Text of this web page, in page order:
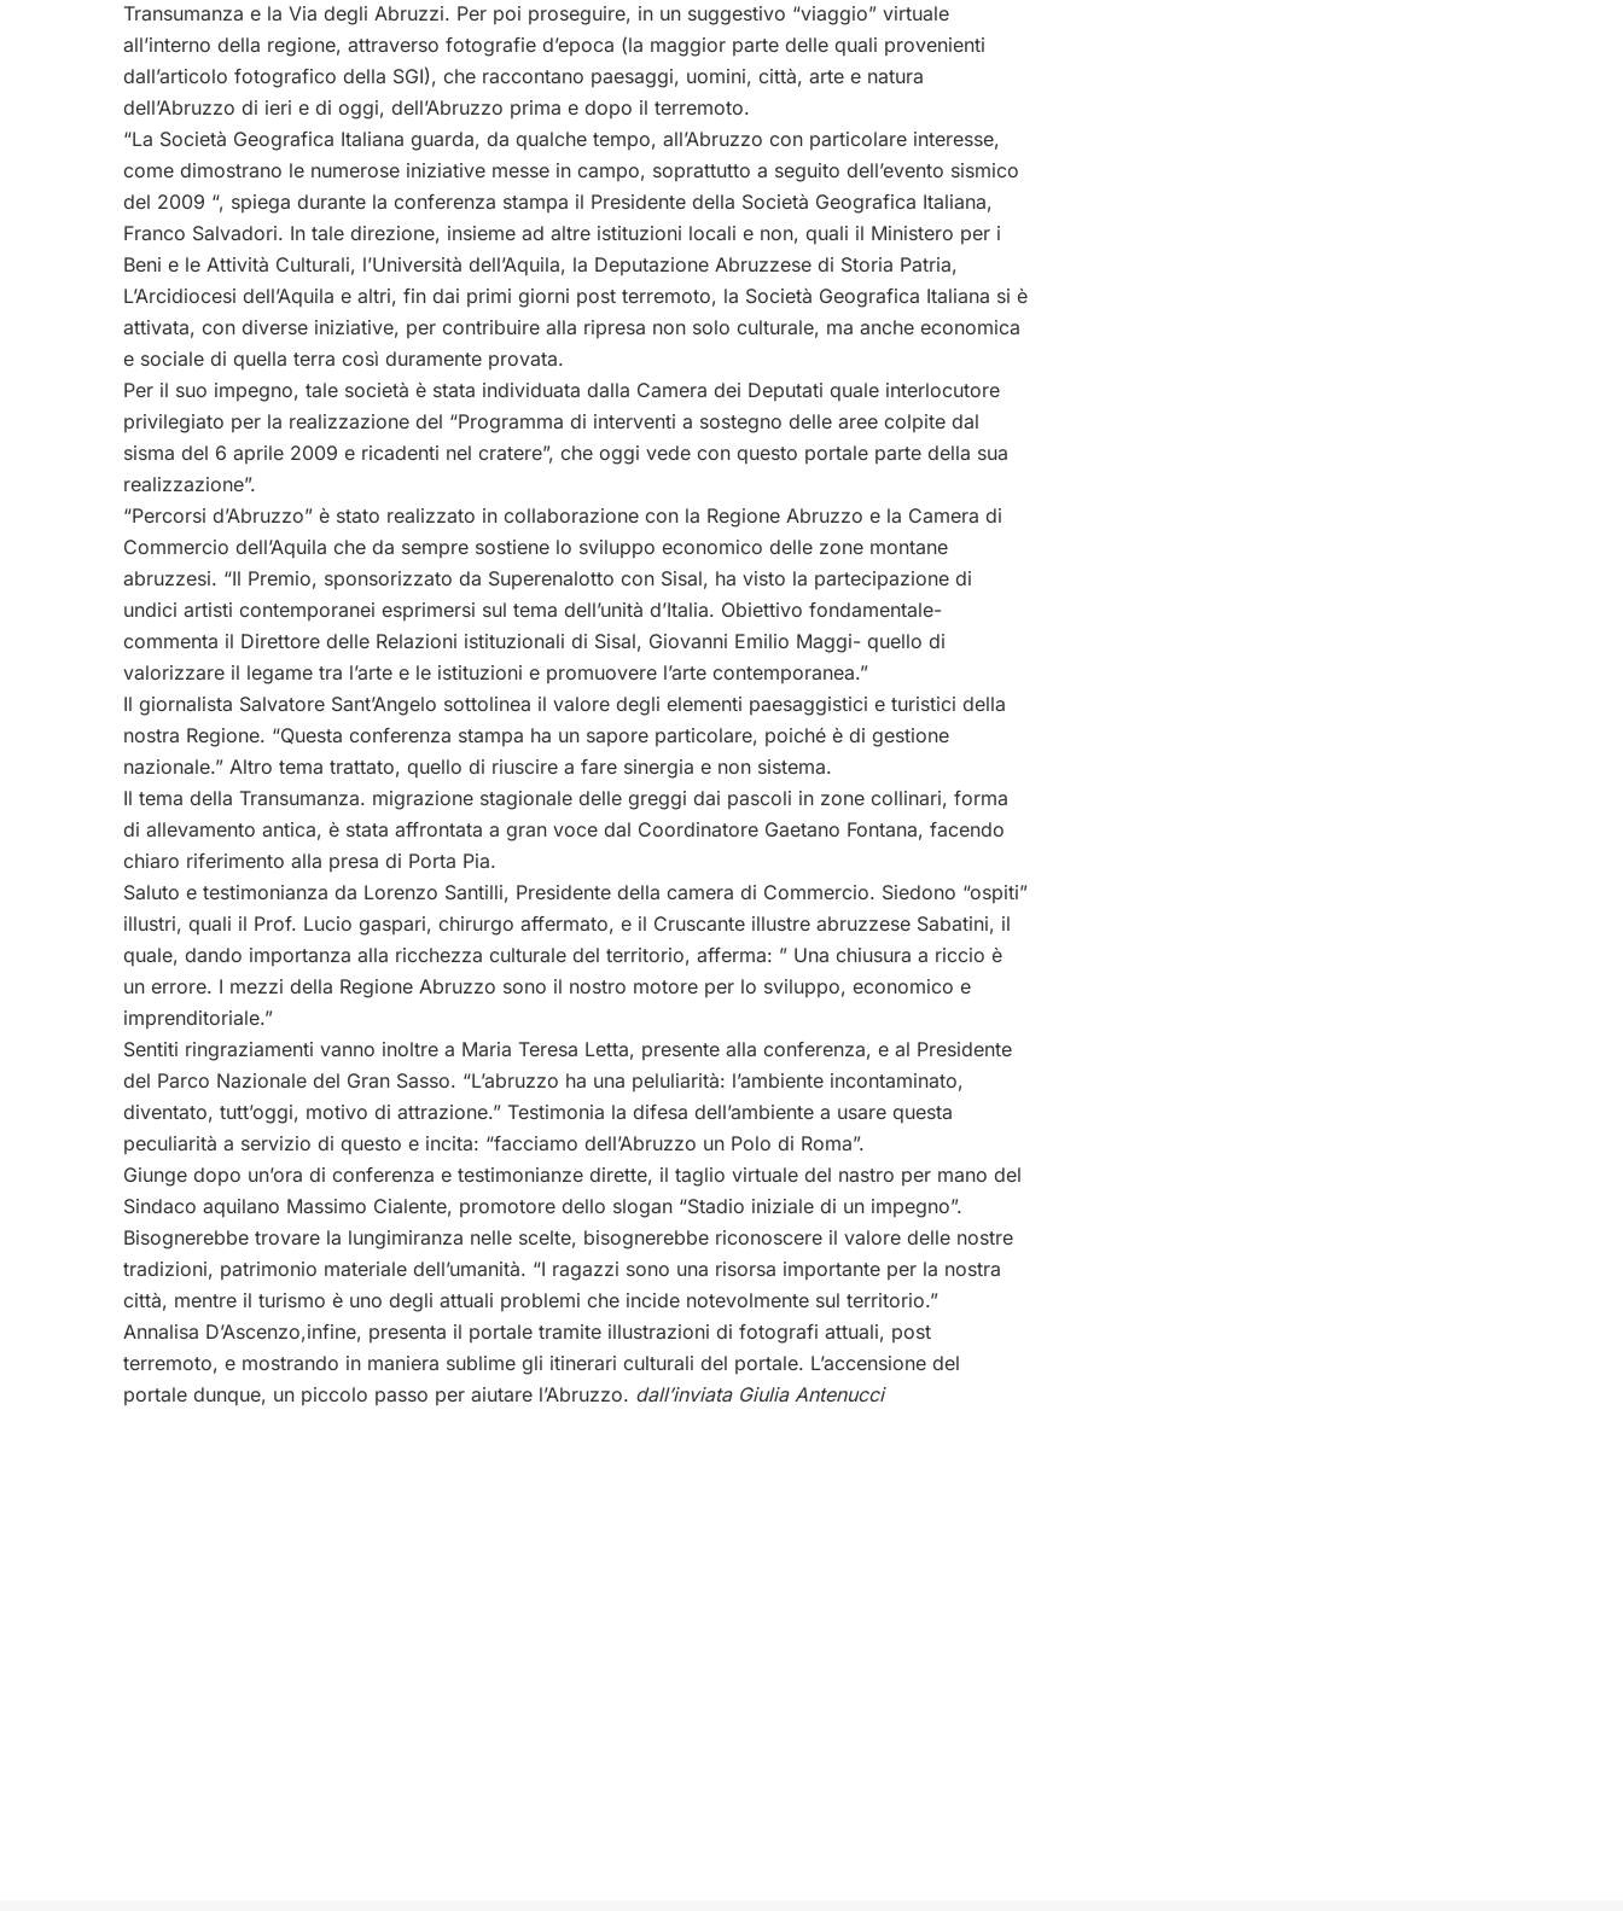
Transumanza e la Via degli Abruzzi. Per poi proseguire, in un suggestivo “viaggio” virtuale
all’interno della regione, attraverso fotografie d’epoca (la maggior parte delle quali provenienti
dall’articolo fotografico della SGI), che raccontano paesaggi, uomini, città, arte e natura
dell’Abruzzo di ieri e di oggi, dell’Abruzzo prima e dopo il terremoto.
“La Società Geografica Italiana guarda, da qualche tempo, all’Abruzzo con particolare interesse,
come dimostrano le numerose iniziative messe in campo, soprattutto a seguito dell’evento sismico
del 2009 “, spiega durante la conferenza stampa il Presidente della Società Geografica Italiana,
Franco Salvadori. In tale direzione, insieme ad altre istituzioni locali e non, quali il Ministero per i
Beni e le Attività Culturali, l’Università dell’Aquila, la Deputazione Abruzzese di Storia Patria,
L’Arcidiocesi dell’Aquila e altri, fin dai primi giorni post terremoto, la Società Geografica Italiana si è
attivata, con diverse iniziative, per contribuire alla ripresa non solo culturale, ma anche economica
e sociale di quella terra così duramente provata.
Per il suo impegno, tale società è stata individuata dalla Camera dei Deputati quale interlocutore
privilegiato per la realizzazione del “Programma di interventi a sostegno delle aree colpite dal
sisma del 6 aprile 2009 e ricadenti nel cratere”, che oggi vede con questo portale parte della sua
realizzazione”.
“Percorsi d’Abruzzo” è stato realizzato in collaborazione con la Regione Abruzzo e la Camera di
Commercio dell’Aquila che da sempre sostiene lo sviluppo economico delle zone montane
abruzzesi. “Il Premio, sponsorizzato da Superenalotto con Sisal, ha visto la partecipazione di
undici artisti contemporanei esprimersi sul tema dell’unità d’Italia. Obiettivo fondamentale-
commenta il Direttore delle Relazioni istituzionali di Sisal, Giovanni Emilio Maggi- quello di
valorizzare il legame tra l’arte e le istituzioni e promuovere l’arte contemporanea.”
Il giornalista Salvatore Sant’Angelo sottolinea il valore degli elementi paesaggistici e turistici della
nostra Regione. “Questa conferenza stampa ha un sapore particolare, poiché è di gestione
nazionale.” Altro tema trattato, quello di riuscire a fare sinergia e non sistema.
Il tema della Transumanza. migrazione stagionale delle greggi dai pascoli in zone collinari, forma
di allevamento antica, è stata affrontata a gran voce dal Coordinatore Gaetano Fontana, facendo
chiaro riferimento alla presa di Porta Pia.
Saluto e testimonianza da Lorenzo Santilli, Presidente della camera di Commercio. Siedono “ospiti”
illustri, quali il Prof. Lucio gaspari, chirurgo affermato, e il Cruscante illustre abruzzese Sabatini, il
quale, dando importanza alla ricchezza culturale del territorio, afferma: ” Una chiusura a riccio è
un errore. I mezzi della Regione Abruzzo sono il nostro motore per lo sviluppo, economico e
imprenditoriale.”
Sentiti ringraziamenti vanno inoltre a Maria Teresa Letta, presente alla conferenza, e al Presidente
del Parco Nazionale del Gran Sasso. “L’abruzzo ha una peluliarità: l’ambiente incontaminato,
diventato, tutt’oggi, motivo di attrazione.” Testimonia la difesa dell’ambiente a usare questa
peculiarità a servizio di questo e incita: “facciamo dell’Abruzzo un Polo di Roma”.
Giunge dopo un’ora di conferenza e testimonianze dirette, il taglio virtuale del nastro per mano del
Sindaco aquilano Massimo Cialente, promotore dello slogan “Stadio iniziale di un impegno”.
Bisognerebbe trovare la lungimiranza nelle scelte, bisognerebbe riconoscere il valore delle nostre
tradizioni, patrimonio materiale dell’umanità. “I ragazzi sono una risorsa importante per la nostra
città, mentre il turismo è uno degli attuali problemi che incide notevolmente sul territorio.”
Annalisa D’Ascenzo,infine, presenta il portale tramite illustrazioni di fotografi attuali, post
terremoto, e mostrando in maniera sublime gli itinerari culturali del portale. L’accensione del
portale dunque, un piccolo passo per aiutare l’Abruzzo. dall’inviata Giulia Antenucci